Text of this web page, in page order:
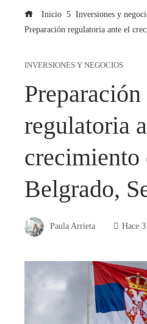
Inicio
Inversiones y
Preparación regulatoria ante el
INVERSIONES Y NEGOCIOS
Preparación
regulatoria
crecimiento
Belgrado,
Paula Arrieta Hace 3